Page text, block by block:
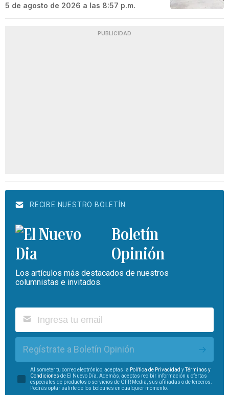
5 de agosto de 2026 a las 8:57 p.m.
PUBLICIDAD
RECIBE NUESTRO BOLETÍN
Boletín
Opinión
Los artículos más destacados de nuestros
columnistas e invitados.
Regístrate a Boletín Opinión
Al someter tu correo electrónico, aceptas la Política de Privacidad yTérminos y
Condiciones de El Nuevo Día. Además, aceptas recibir información u ofertas
especiales de productos o servicios de GFR Media, sus afiliadas o de terceros.
Podrás optar salirte de los boletines en cualquier momento.